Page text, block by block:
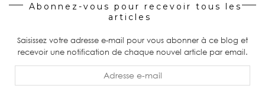
Abonnez-vous pour recevoir tous les
articles
Saisissez votre adresse e-mail pour vous abonner à ce blog et
recevoir une notification de chaque nouvel article par email.